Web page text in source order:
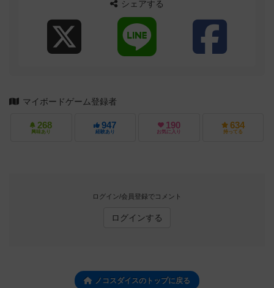
シェアする
マイボードゲーム登録者
268
興味あり
947
経験あり
190
お気に入り
634
持ってる
ログイン/会員登録でコメント
ログインする
ノコスダイスのトップに戻る